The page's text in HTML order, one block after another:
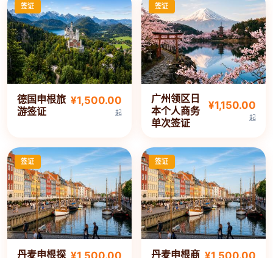
签证
德国申根旅
游签证
¥1,500.00
起
签证
广州领区日
本个人商务
单次签证
¥1,150.00
起
签证
丹麦申根探 ¥1,500.00
签证
丹麦申根商 ¥1,500.00